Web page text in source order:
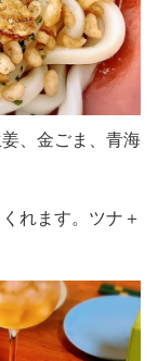
、金ごま、青海
れます。ツナ＋